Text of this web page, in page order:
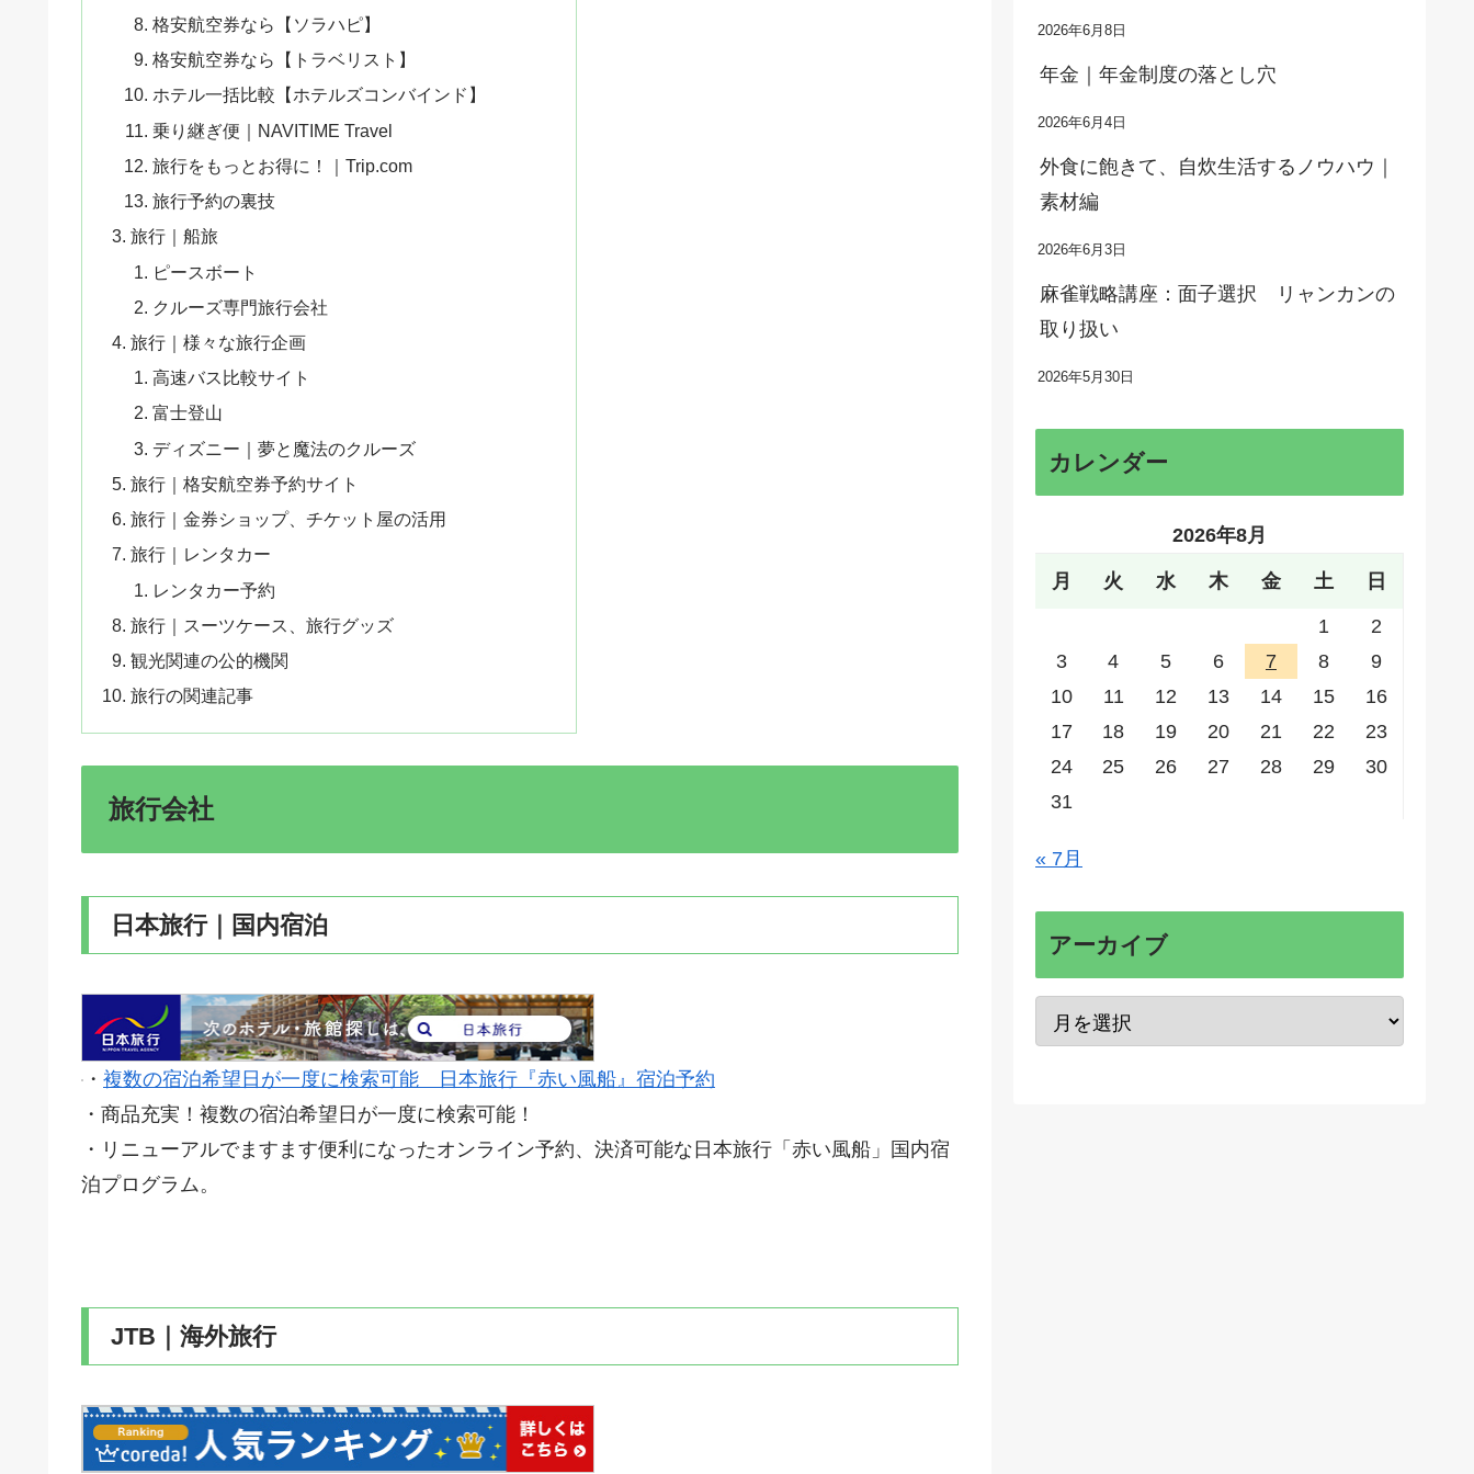
格安航空券なら【ソラハピ】
格安航空券なら【トラベリスト】
ホテル一括比較【ホテルズコンバインド】
乗り継ぎ便｜NAVITIME Travel
旅行をもっとお得に！｜Trip.com
旅行予約の裏技
旅行｜船旅
ピースボート
クルーズ専門旅行会社
旅行｜様々な旅行企画
高速バス比較サイト
富士登山
ディズニー｜夢と魔法のクルーズ
旅行｜格安航空券予約サイト
旅行｜金券ショップ、チケット屋の活用
旅行｜レンタカー
レンタカー予約
旅行｜スーツケース、旅行グッズ
観光関連の公的機関
旅行の関連記事
旅行会社
日本旅行｜国内宿泊
・ 複数の宿泊希望日が一度に検索可能 日本旅行『赤い風船』宿泊予約
・商品充実！複数の宿泊希望日が一度に検索可能！
・リニューアルでますます便利になったオンライン予約、決済可能な日本旅行「赤い風船」国内宿
泊プログラム。
JTB｜海外旅行
2026年6月8日
年金｜年金制度の落とし穴
2026年6月4日
外食に飽きて、自炊生活するノウハウ｜
素材編
2026年6月3日
麻雀戦略講座：面子選択 リャンカンの
取り扱い
2026年5月30日
カレンダー
2026年8月
月 火 水 木 金 土 日
1
2
3
4 5 6 7 8
9
10
11 12 13 14 15
16
17
18 19 20 21 22
23
24
25 26 27 28 29
30
31
« 7月
アーカイブ